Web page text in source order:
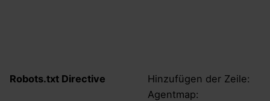
Robots.txt Directive
Hinzufügen der Zeile:
Agentmap: